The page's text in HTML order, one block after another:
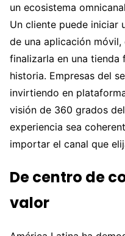
un ecosistema
Un cliente puede iniciar
de una aplicación
finalizarla en una tienda
historia. Empresas del
invirtiendo en
visión de 360 grados
experiencia sea
importar el canal que
De centro de
valor